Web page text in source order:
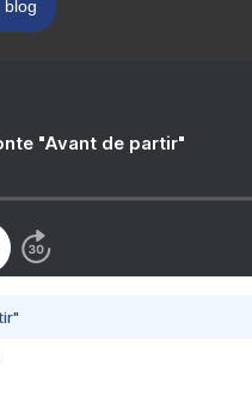
blog
"Avant de partir"